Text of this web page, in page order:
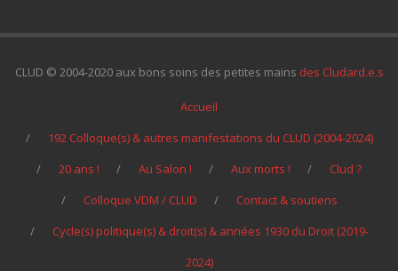
CLUD © 2004-2020 aux bons soins des petites mains des Cludard.e.s
Accueil
192 Colloque(s) & autres manifestations du CLUD (2004-2024)
20 ans !
Au Salon ! Aux morts !
Clud ?
Colloque VDM / CLUD
Contact & soutiens
Cycle(s) politique(s) & droit(s) & années 1930 du Droit (2019-
2024)